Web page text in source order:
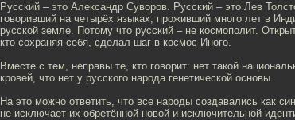
Русский – это Александр Суворов. Русский – это Лев
говоривший на четырёх языках, проживший много лет в
русской земле. Потому что русский – не космополит.
кто сохраняя себя, сделал шаг в космос Иного.
Вместе с тем, неправы те, кто говорит: нет такой
кровей, что нет у русского народа генетической основы.
На это можно ответить, что все народы создавались как
не исключает их обретённой новой и исключительной